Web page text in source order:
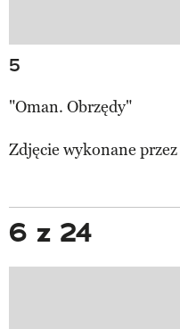
5
"Oman. Obrzędy"
Zdjęcie wykonane przez
6 z 24